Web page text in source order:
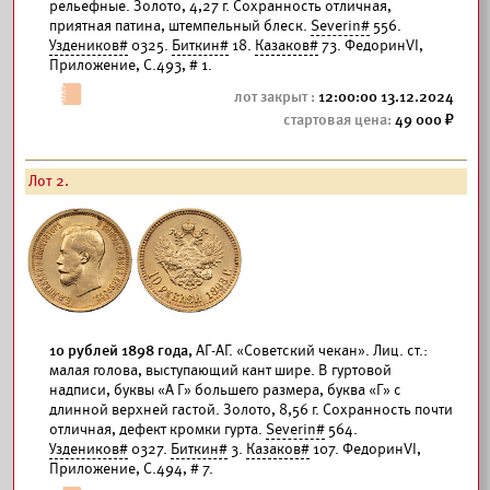
рельефные. Золото, 4,27 г. Сохранность отличная,
приятная патина, штемпельный блеск. Severin# 556.
Уздеников# 0325. Биткин# 18. Казаков#73. ФедоринVI,
Приложение, С.493, # 1.
12:00:00 13.12.2024
49 000
Лот 2.
10 рублей 1898 года,АГ-АГ. «Советский чекан». Лиц. ст.:
малая голова, выступающий кант шире. В гуртовой
надписи, буквы «А Г» большего размера, буква «Г» с
длинной верхней гастой. Золото, 8,56 г. Сохранность почти
отличная, дефект кромки гурта. Severin# 564.
Уздеников# 0327. Биткин#3. Казаков# 107. ФедоринVI,
Приложение, С.494, # 7.